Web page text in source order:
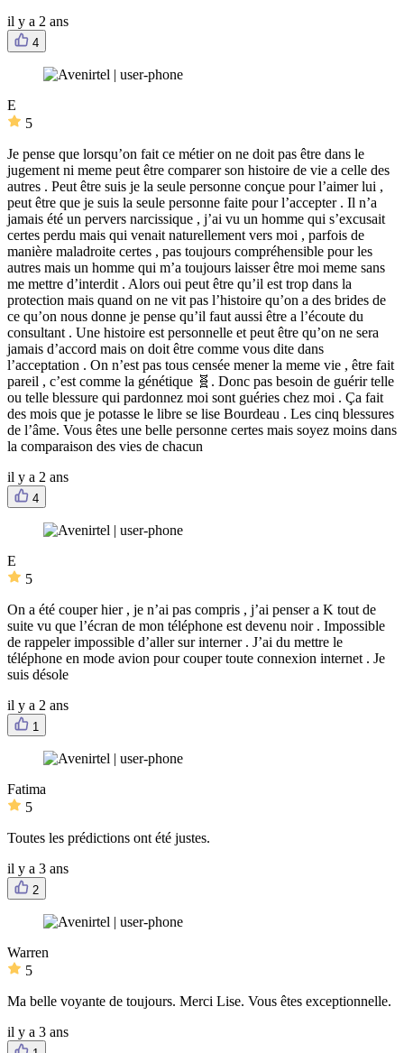
il y a 2 ans
4
E
5
Je pense que lorsqu’on fait ce métier on ne doit pas être dans le
jugement ni meme peut être comparer son histoire de vie a celle des
autres . Peut être suis je la seule personne conçue pour l’aimer lui ,
peut être que je suis la seule personne faite pour l’accepter . Il n’a
jamais été un pervers narcissique , j’ai vu un homme qui s’excusait
certes perdu mais qui venait naturellement vers moi , parfois de
manière maladroite certes , pas toujours compréhensible pour les
autres mais un homme qui m’a toujours laisser être moi meme sans
me mettre d’interdit . Alors oui peut être qu’il est trop dans la
protection mais quand on ne vit pas l’histoire qu’on a des brides de
ce qu’on nous donne je pense qu’il faut aussi être a l’écoute du
consultant . Une histoire est personnelle et peut être qu’on ne sera
jamais d’accord mais on doit être comme vous dite dans
l’acceptation . On n’est pas tous censée mener la meme vie , être fait
pareil , c’est comme la génétique 🧬. Donc pas besoin de guérir telle
ou telle blessure qui pardonnez moi sont guéries chez moi . Ça fait
des mois que je potasse le libre se lise Bourdeau . Les cinq blessures
de l’âme. Vous êtes une belle personne certes mais soyez moins dans
la comparaison des vies de chacun
il y a 2 ans
4
E
5
On a été couper hier , je n’ai pas compris , j’ai penser a K tout de
suite vu que l’écran de mon téléphone est devenu noir . Impossible
de rappeler impossible d’aller sur interner . J’ai du mettre le
téléphone en mode avion pour couper toute connexion internet . Je
suis désole
il y a 2 ans
1
Fatima
5
Toutes les prédictions ont été justes.
il y a 3 ans
2
Warren
5
Ma belle voyante de toujours. Merci Lise. Vous êtes exceptionnelle.
il y a 3 ans